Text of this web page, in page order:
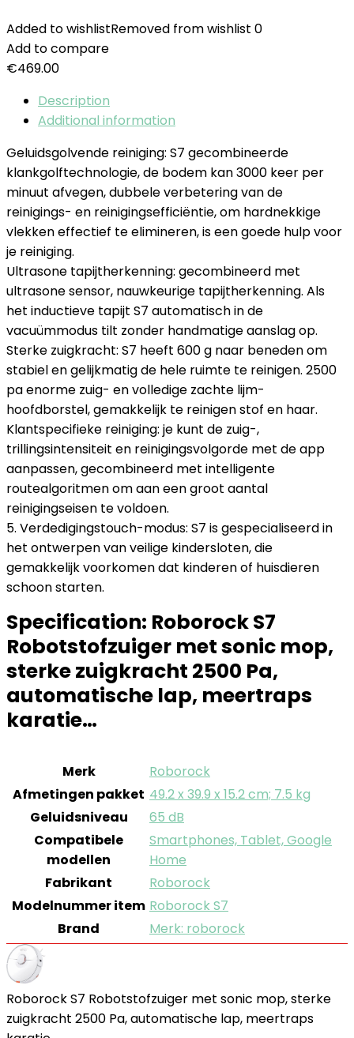
Added to wishlistRemoved from wishlist 0
Add to compare
€469.00
Description
Additional information
Geluidsgolvende reiniging: S7 gecombineerde
klankgolftechnologie, de bodem kan 3000 keer per
minuut afvegen, dubbele verbetering van de
reinigings- en reinigingsefficiëntie, om hardnekkige
vlekken effectief te elimineren, is een goede hulp voor
je reiniging.
Ultrasone tapijtherkenning: gecombineerd met
ultrasone sensor, nauwkeurige tapijtherkenning. Als
het inductieve tapijt S7 automatisch in de
vacuümmodus tilt zonder handmatige aanslag op.
Sterke zuigkracht: S7 heeft 600 g naar beneden om
stabiel en gelijkmatig de hele ruimte te reinigen. 2500
pa enorme zuig- en volledige zachte lijm-
hoofdborstel, gemakkelijk te reinigen stof en haar.
Klantspecifieke reiniging: je kunt de zuig-,
trillingsintensiteit en reinigingsvolgorde met de app
aanpassen, gecombineerd met intelligente
routealgoritmen om aan een groot aantal
reinigingseisen te voldoen.
5. Verdedigingstouch-modus: S7 is gespecialiseerd in
het ontwerpen van veilige kindersloten, die
gemakkelijk voorkomen dat kinderen of huisdieren
schoon starten.
Specification: Roborock S7
Robotstofzuiger met sonic mop,
sterke zuigkracht 2500 Pa,
automatische lap, meertraps
karatie…
Merk
‎Roborock
Afmetingen pakket ‎49.2 x 39.9 x 15.2 cm; 7.5 kg
Geluidsniveau
‎65 dB
Compatibele
modellen
‎Smartphones, Tablet, Google
Home
Fabrikant
‎Roborock
Modelnummer item ‎Roborock S7
Brand
Merk: roborock
Roborock S7 Robotstofzuiger met sonic mop, sterke
zuigkracht 2500 Pa, automatische lap, meertraps